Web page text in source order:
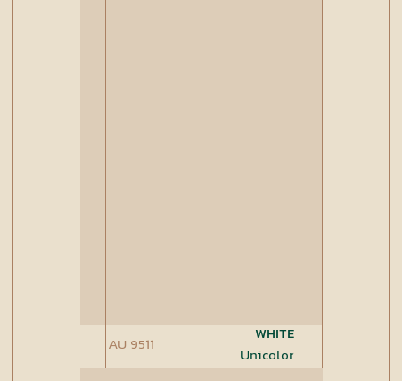
WHITE
Unicolor
AU 9511